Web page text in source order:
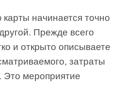
начинается точно
Прежде всего
и открыто описываете
затраты
мероприятие